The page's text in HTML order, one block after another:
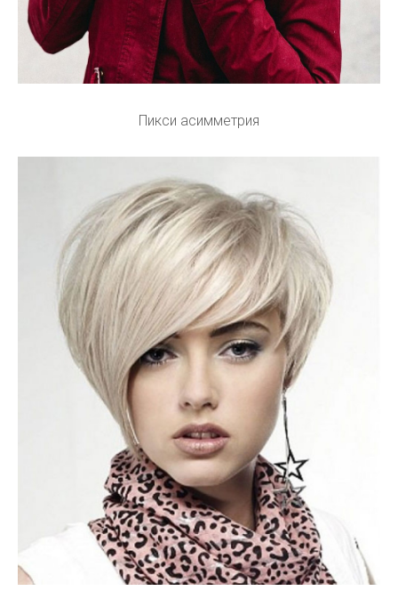
Пикси асимметрия